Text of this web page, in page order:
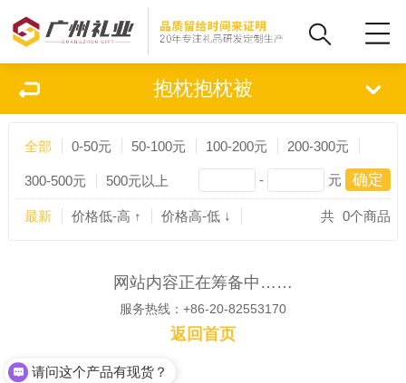
抱枕抱枕被
全部 0-50元 50-100元 100-200元 200-300元
300-500元 500元以上 - 元
最新 价格低-高 ↑ 价格高-低 ↓ 共 0个商品
网站内容正在筹备中……
服务热线：+86-20-82553170
返回首页
请问这个产品有现货？